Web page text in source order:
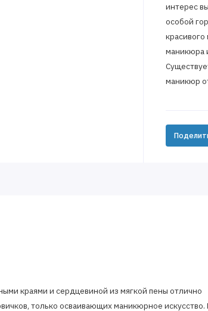
интерес
особой
маникюра
маникюр
краями и сердцевиной из мягкой пены отлично
только осваивающих маникюрное искусство.